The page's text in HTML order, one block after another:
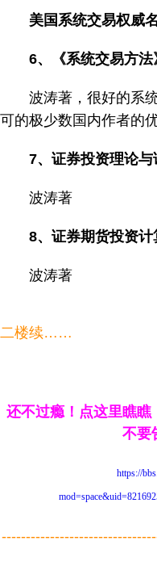
美国系统交易权威
6、《系统交易方法
波涛著，很好的系统
可的极少数国内作者的
7、证券投资理论
波涛著
8、证券期货投资
波涛著
二楼续……
还不过瘾！点这里瞧
不要
https://